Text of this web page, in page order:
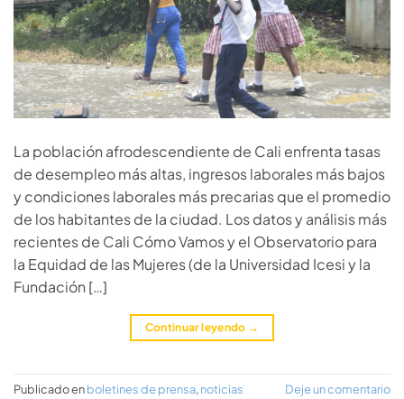
La población afrodescendiente de Cali enfrenta tasas
de desempleo más altas, ingresos laborales más bajos
y condiciones laborales más precarias que el promedio
de los habitantes de la ciudad. Los datos y análisis más
recientes de Cali Cómo Vamos y el Observatorio para
la Equidad de las Mujeres (de la Universidad Icesi y la
Fundación […]
Continuar leyendo →
Publicado enboletines de prensa,noticias Deje un comentario